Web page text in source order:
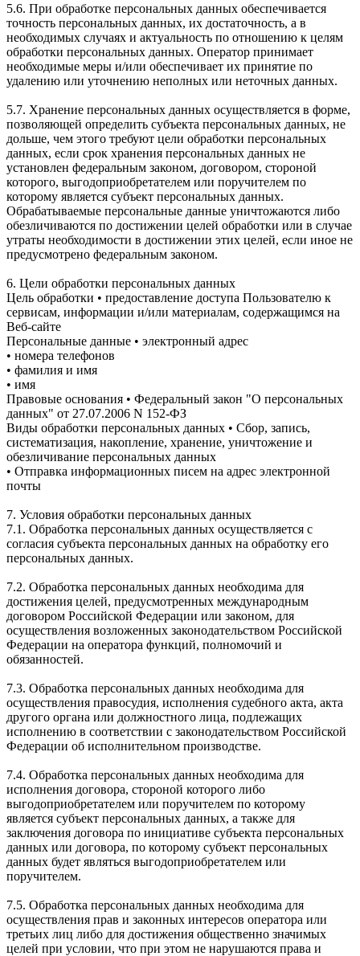
5.6. При обработке персональных данных обеспечивается
точность персональных данных, их достаточность, а в
необходимых случаях и актуальность по отношению к целям
обработки персональных данных. Оператор принимает
необходимые меры и/или обеспечивает их принятие по
удалению или уточнению неполных или неточных данных.
5.7. Хранение персональных данных осуществляется в форме,
позволяющей определить субъекта персональных данных, не
дольше, чем этого требуют цели обработки персональных
данных, если срок хранения персональных данных не
установлен федеральным законом, договором, стороной
которого, выгодоприобретателем или поручителем по
которому является субъект персональных данных.
Обрабатываемые персональные данные уничтожаются либо
обезличиваются по достижении целей обработки или в случае
утраты необходимости в достижении этих целей, если иное не
предусмотрено федеральным законом.
6. Цели обработки персональных данных
Цель обработки • предоставление доступа Пользователю к
сервисам, информации и/или материалам, содержащимся на
Веб-сайте
Персональные данные • электронный адрес
• номера телефонов
• фамилия и имя
• имя
Правовые основания • Федеральный закон "О персональных
данных" от 27.07.2006 N 152-ФЗ
Виды обработки персональных данных • Сбор, запись,
систематизация, накопление, хранение, уничтожение и
обезличивание персональных данных
• Отправка информационных писем на адрес электронной
почты
7. Условия обработки персональных данных
7.1. Обработка персональных данных осуществляется с
согласия субъекта персональных данных на обработку его
персональных данных.
7.2. Обработка персональных данных необходима для
достижения целей, предусмотренных международным
договором Российской Федерации или законом, для
осуществления возложенных законодательством Российской
Федерации на оператора функций, полномочий и
обязанностей.
7.3. Обработка персональных данных необходима для
осуществления правосудия, исполнения судебного акта, акта
другого органа или должностного лица, подлежащих
исполнению в соответствии с законодательством Российской
Федерации об исполнительном производстве.
7.4. Обработка персональных данных необходима для
исполнения договора, стороной которого либо
выгодоприобретателем или поручителем по которому
является субъект персональных данных, а также для
заключения договора по инициативе субъекта персональных
данных или договора, по которому субъект персональных
данных будет являться выгодоприобретателем или
поручителем.
7.5. Обработка персональных данных необходима для
осуществления прав и законных интересов оператора или
третьих лиц либо для достижения общественно значимых
целей при условии, что при этом не нарушаются права и